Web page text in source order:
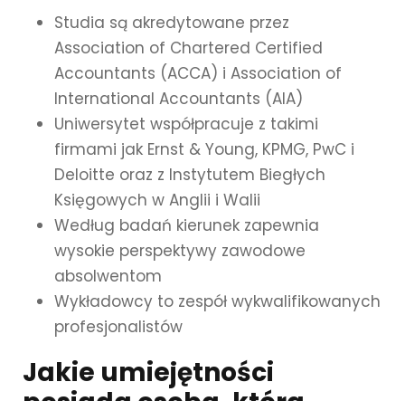
Studia są akredytowane przez
Association of Chartered Certified
Accountants (ACCA) i Association of
International Accountants (AIA)
Uniwersytet współpracuje z takimi
firmami jak Ernst & Young, KPMG, PwC i
Deloitte oraz z Instytutem Biegłych
Księgowych w Anglii i Walii
Według badań kierunek zapewnia
wysokie perspektywy zawodowe
absolwentom
Wykładowcy to zespół wykwalifikowanych
profesjonalistów
Jakie umiejętności